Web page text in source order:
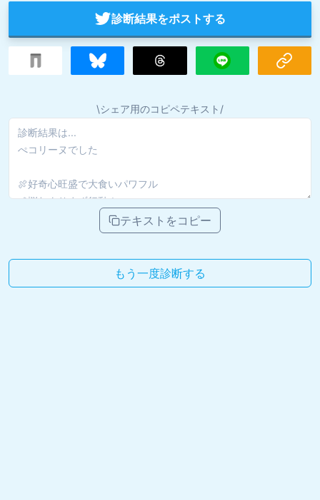
診断結果をポストする
\シェア用のコピペテキスト/
テキストをコピー
もう一度診断する